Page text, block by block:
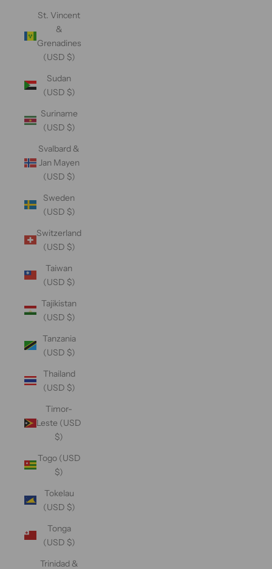
St. Vincent
&
Grenadines
(USD $)
Sudan
(USD $)
Suriname
(USD $)
Svalbard &
Jan Mayen
(USD $)
Sweden
(USD $)
Switzerland
(USD $)
Taiwan
(USD $)
Tajikistan
(USD $)
Tanzania
(USD $)
Thailand
(USD $)
Timor-
Leste (USD
$)
Togo (USD
$)
Tokelau
(USD $)
Tonga
(USD $)
Trinidad &